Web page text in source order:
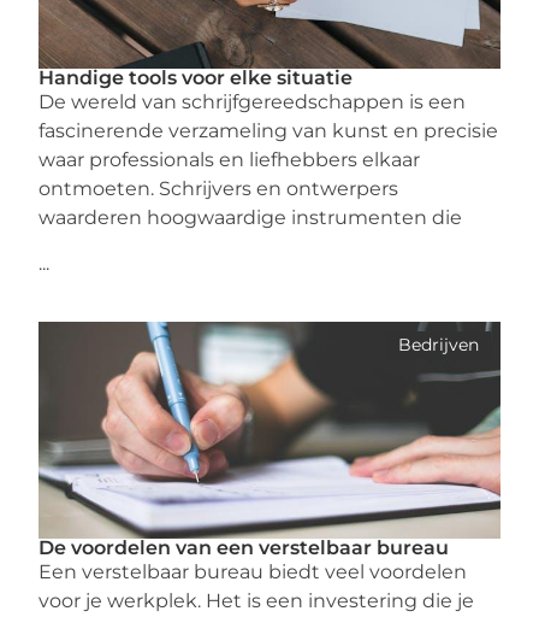
Handige tools voor elke situatie
De wereld van schrijfgereedschappen is een
fascinerende verzameling van kunst en precisie
waar professionals en liefhebbers elkaar
ontmoeten. Schrijvers en ontwerpers
waarderen hoogwaardige instrumenten die
...
Bedrijven
De voordelen van een verstelbaar bureau
Een verstelbaar bureau biedt veel voordelen
voor je werkplek. Het is een investering die je